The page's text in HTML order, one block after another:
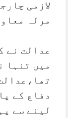
مرلہ
عدالت نے
میں تنہا
دفاع کے
لینے سے